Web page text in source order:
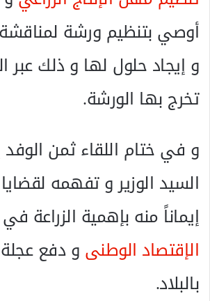
أوصي بتنظيم ورشة لمناقشة
و إيجاد حلول لها و ذلك عبر
تخرج بها الورشة.
و في ختام اللقاء ثمن الوفد
السيد الوزير و تفهمه لقضايا
إيماناً منه بإهمية الزراعة
الإقتصاد الوطنىو دفع عجلة
بالبلاد.